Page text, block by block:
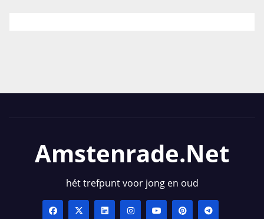
Amstenrade.net
hét trefpunt voor jong en oud